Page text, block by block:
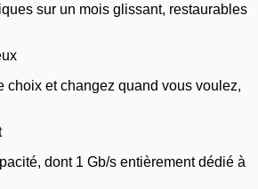
sur un mois glissant, restaurables
choix et changez quand vous voulez,
dont 1 Gb/s entièrement dédié à